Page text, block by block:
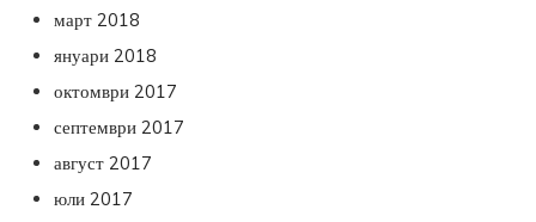
март 2018
януари 2018
октомври 2017
септември 2017
август 2017
юли 2017